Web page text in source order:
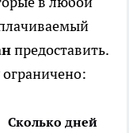
предоставить.
Сколько дней